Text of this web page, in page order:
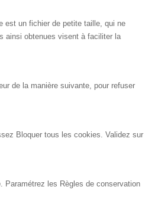
est un fichier de petite taille, qui ne
ainsi obtenues visent à faciliter la
de la manière suivante, pour refuser
Bloquer tous les cookies. Validez sur
Paramétrez les Règles de conservation